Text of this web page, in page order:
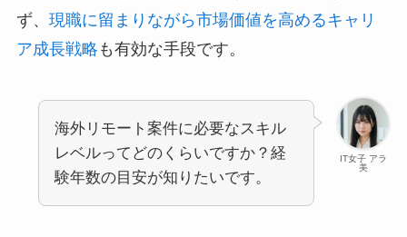
ず、 現職に留まりながら市場価値を高めるキャリ
ア成長戦略 も有効な手段です。
IT女子 アラ
美
海外リモート案件に必要なスキル
レベルってどのくらいですか？経
験年数の目安が知りたいです。